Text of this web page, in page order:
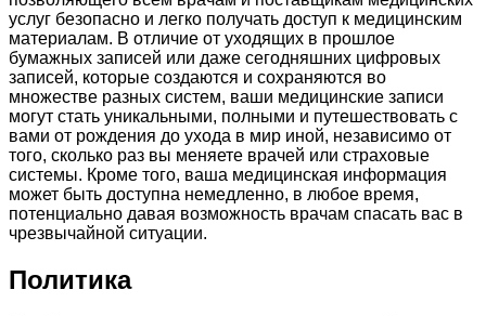
услуг безопасно и легко получать доступ к медицинским
материалам. В отличие от уходящих в прошлое
бумажных записей или даже сегодняшних цифровых
записей, которые создаются и сохраняются во
множестве разных систем, ваши медицинские записи
могут стать уникальными, полными и путешествовать с
вами от рождения до ухода в мир иной, независимо от
того, сколько раз вы меняете врачей или страховые
системы. Кроме того, ваша медицинская информация
может быть доступна немедленно, в любое время,
потенциально давая возможность врачам спасать вас в
чрезвычайной ситуации.
Политика